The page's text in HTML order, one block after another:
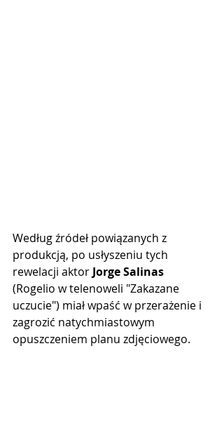
Według źródeł powiązanych z
produkcją, po usłyszeniu tych
rewelacji aktor Jorge Salinas
(Rogelio w telenoweli "Zakazane
uczucie") miał wpaść w przerażenie i
zagrozić natychmiastowym
opuszczeniem planu zdjęciowego.